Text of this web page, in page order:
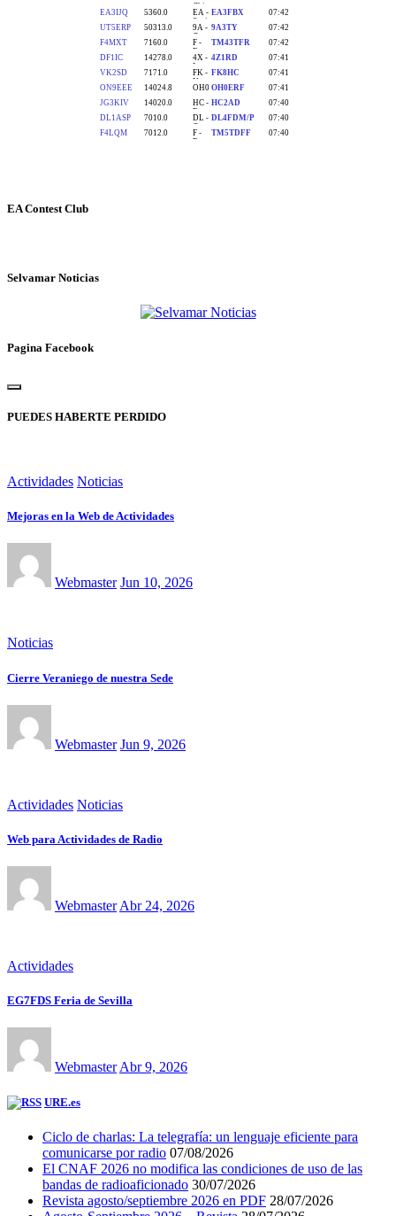
EA Contest Club
Selvamar Noticias
Pagina Facebook
PUEDES HABERTE PERDIDO
Actividades Noticias
Mejoras en la Web de Actividades
Webmaster Jun 10, 2026
Noticias
Cierre Veraniego de nuestra Sede
Webmaster Jun 9, 2026
Actividades Noticias
Web para Actividades de Radio
Webmaster Abr 24, 2026
Actividades
EG7FDS Feria de Sevilla
WebmasterAbr 9, 2026
URE.es
Ciclo de charlas: La telegrafía: un lenguaje eficiente para
comunicarse por radio 07/08/2026
El CNAF 2026 no modifica las condiciones de uso de las
bandas de radioaficionado 30/07/2026
Revista agosto/septiembre 2026 en PDF 28/07/2026